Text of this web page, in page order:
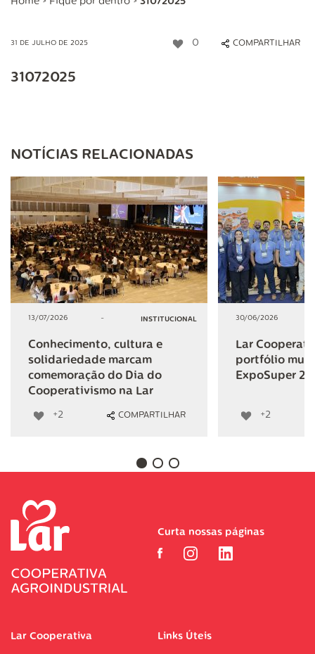
31 DE JULHO DE 2025 0 COMPARTILHAR
31072025
NOTÍCIAS RELACIONADAS
13/07/2026 - INSTITUCIONAL
Conhecimento, cultura e
solidariedade marcam
comemoração do Dia do
Cooperativismo na Lar
+2 COMPARTILHAR
30/06/2026
Lar
portfólio
ExpoSuper
+2
Lar Cooperativa Links Úteis
Curta nossas páginas